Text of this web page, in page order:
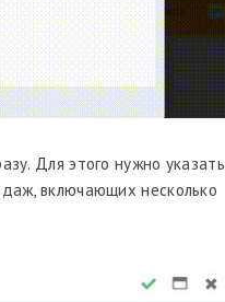
Для этого нужно указать
включающих несколько